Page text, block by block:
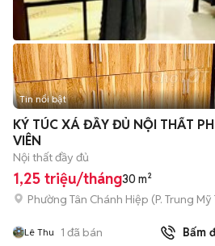
Tin nổi bật
KÝ TÚC XÁ ĐẦY ĐỦ NỘI THẤT
VIÊN
Nội thất đầy đủ
1,25 triệu/tháng30 m²
Phường Tân Chánh Hiệp (P. Trung Mỹ
Lê Thu 1 đã bán Bấm